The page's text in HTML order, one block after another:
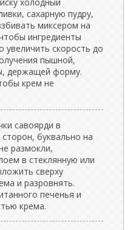
сахарную пудру,
миксером на
ингредиенты
увеличить скорость до
пышной,
держащей форму.
крем не
савоярди в
буквально на
размокли,
в стеклянную или
сверху
и разровнять.
печенья и
крема.